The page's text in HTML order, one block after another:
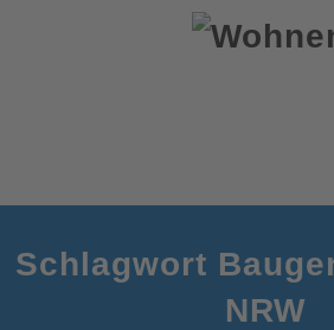
Schlagwort
NRW